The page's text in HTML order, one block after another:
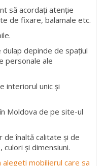
să acordați atenție
de fixare, balamale etc.
depinde de spațiul
personale ale
interiorul unic și
Moldova de pe site-ul
de înaltă calitate și de
și dimensiuni.
mobilierul care sa